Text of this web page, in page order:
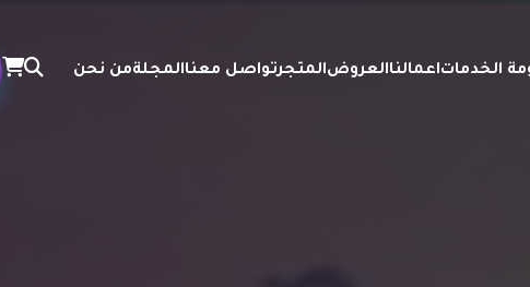
الخدماتاعمالناالعروضالمتجرتواصل معناالمجلةمن نحن